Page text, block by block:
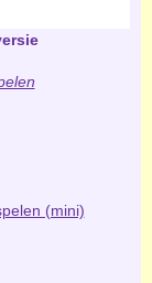
(mini)